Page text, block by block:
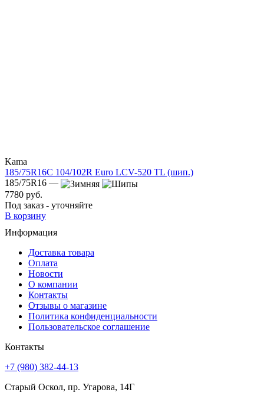
Kama
185/75R16C 104/102R Euro LCV-520 TL (шип.)
185/75R16 —
7780 руб.
Под заказ - уточняйте
В корзину
Информация
Доставка товара
Оплата
Новости
О компании
Контакты
Отзывы о магазине
Политика конфиденциальности
Пользовательское соглашение
Контакты
+7 (980) 382-44-13
Старый Оскол, пр. Угарова, 14Г